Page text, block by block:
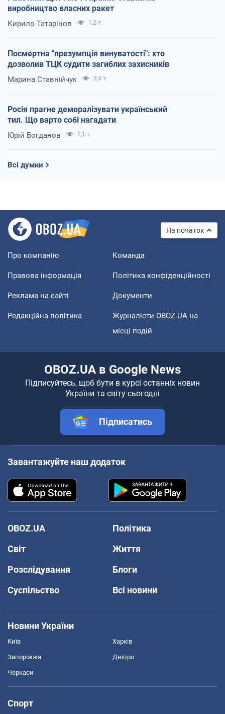
виробництво власних ракет
Кирило Татарінов 1,2 т.
Посмертна "презумпція винуватості": хто
дозволив ТЦК судити загиблих захисників
Марина Ставнійчук 3,4 т.
Росія прагне деморалізувати український
тил. Що варто собі нагадати
Юрій Богданов 2,1 т.
Всі думки
На початок
Про компанію Команда
Правова інформація Політика конфіденційності
Реклама на сайті Документи
Редакційна політика
Журналісти OBOZ.UA на
місці подій
OBOZ.UA в Google News
Підписуйтесь, щоб бути в курсі останніх новин
України та світу сьогодні
Підписатись
Завантажуйте наш додаток
OBOZ.UA
Політика
Світ
Життя
Розслідування
Блоги
Суспільство
Всі новини
Новини України
Київ Харків
Запоріжжя Дніпро
Черкаси
Спорт